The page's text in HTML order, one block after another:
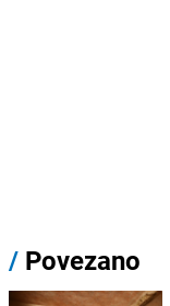
/ Povezano